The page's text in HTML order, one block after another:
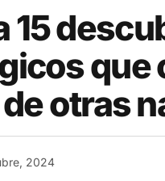
15
que
otras
2024